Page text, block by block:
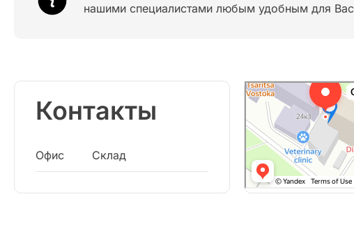
нашими специалистами любым удобным для Вас
Контакты
Офис Склад